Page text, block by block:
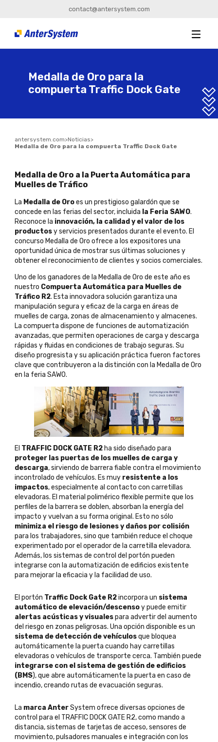
contact@antersystem.com
Medalla de Oro para la
compuerta Traffic Dock Gate
antersystem.com>Noticias>
Medalla de Oro para la compuerta Traffic Dock Gate
Medalla de Oro a la Puerta Automática para
Muelles de Tráfico
La Medalla de Oroes un prestigioso galardón que se
concede en las ferias del sector, incluida la Feria SAWO.
Reconoce la innovación, la calidad y el valor de los
productosy servicios presentados durante el evento. El
concurso Medalla de Oro ofrece a los expositores una
oportunidad única de mostrar sus últimas soluciones y
obtener el reconocimiento de clientes y socios comerciales.
Uno de los ganadores de la Medalla de Oro de este año es
nuestro Compuerta Automática para Muelles de
Tráfico R2. Esta innovadora solución garantiza una
manipulación segura y eficaz de la carga en áreas de
muelles de carga, zonas de almacenamiento y almacenes.
La compuerta dispone de funciones de automatización
avanzadas, que permiten operaciones de carga y descarga
rápidas y fluidas en condiciones de trabajo seguras. Su
diseño progresista y su aplicación práctica fueron factores
clave que contribuyeron a la distinción con la Medalla de Oro
en la feria SAWO.
El TRAFFIC DOCK GATE R2 ha sido diseñado para
proteger las puertas de los muelles de carga y
descarga, sirviendo de barrera fiable contra el movimiento
incontrolado de vehículos. Es muy resistente a los
impactos, especialmente al contacto con carretillas
elevadoras. El material polimérico flexible permite que los
perfiles de la barrera se doblen, absorban la energía del
impacto y vuelvan a su forma original. Esto no sólo
minimiza el riesgo de lesiones y daños por colisión
para los trabajadores, sino que también reduce el choque
experimentado por el operador de la carretilla elevadora.
Además, los sistemas de control del portón pueden
integrarse con la automatización de edificios existente
para mejorar la eficacia y la facilidad de uso.
El portón Traffic Dock Gate R2incorpora un sistema
automático de elevación/descensoy puede emitir
alertas acústicas y visualespara advertir del aumento
del riesgo en zonas peligrosas. Una opción disponible es un
sistema de detección de vehículosque bloquea
automáticamente la puerta cuando hay carretillas
elevadoras o vehículos de transporte cerca. También puede
integrarse con el sistema de gestión de edificios
(BMS), que abre automáticamente la puerta en caso de
incendio, creando rutas de evacuación seguras.
La marca AnterSystem ofrece diversas opciones de
control para el TRAFFIC DOCK GATE R2, como mando a
distancia, sistemas de tarjetas de acceso, sensores de
movimiento, pulsadores manuales e integración con los